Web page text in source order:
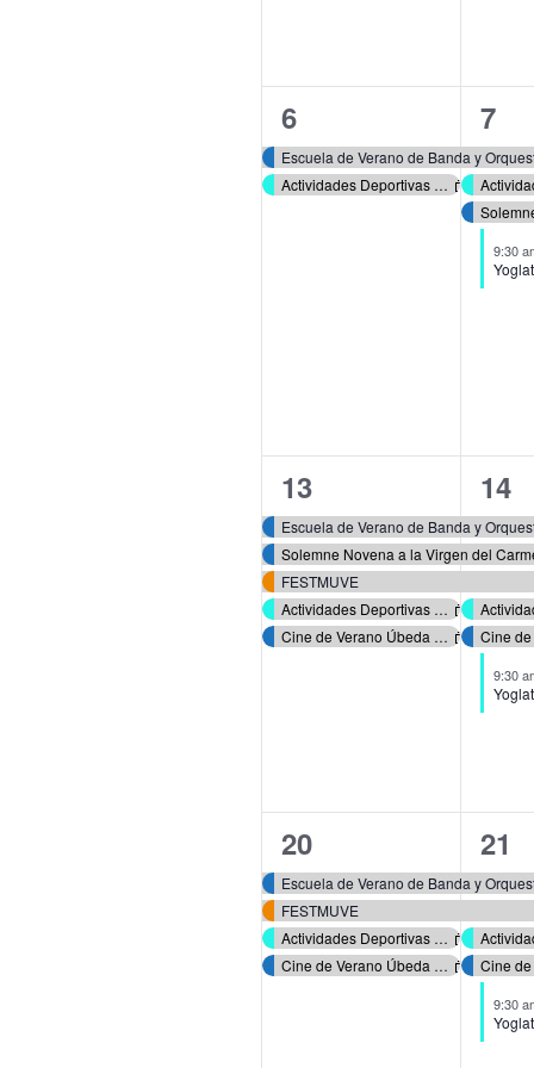
2
eventos,
6
Escuela de Verano de Banda y
Actividades Deportivas Verano 2026
4
7
9:30
5
eventos,
13
Escuela de Verano de Banda y
Solemne Novena a la Virgen del
FESTMUVE
Actividades Deportivas Verano 2026
Cine de Verano Úbeda 2026
6
14
9:30
4
eventos,
20
Escuela de Verano de Banda y
FESTMUVE
Actividades Deportivas Verano 2026
Cine de Verano Úbeda 2026
5
21
9:30